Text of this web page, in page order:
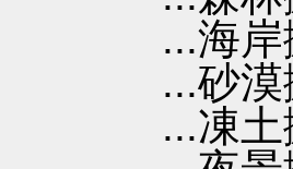
...海岸
...砂漠
...凍土